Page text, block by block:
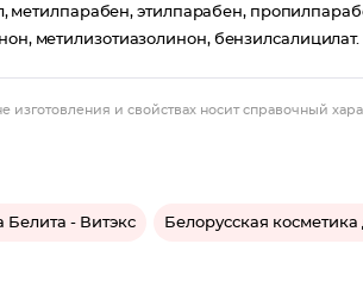
метилпарабен, этилпарабен,
метилизотиазолинон, бензилсалицилат.
и свойствах носит справочный
Белита - Витэкс Белорусская